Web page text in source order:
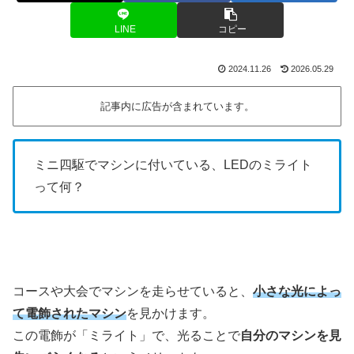
LINE コピー
2024.11.26 2026.05.29
記事内に広告が含まれています。
ミニ四駆でマシンに付いている、LEDのミライト
って何？
コースや大会でマシンを走らせていると、 小さな光によっ
て電飾されたマシンを見かけます。
この電飾が「ミライト」で、光ることで自分のマシンを見